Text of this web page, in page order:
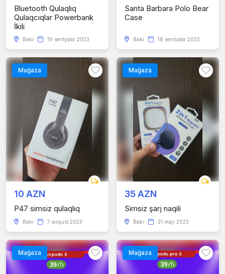
Bluetooth Qulaqlıq
Qulaqcıqlar Powerbank
İkili
Bakı 19 sentyabr 2023
Santa Barbara Polo Bear
Case
Bakı 18 sentyabr 2023
Mağaza
10 AZN
P47 simsiz qulaqlıq
Bakı 7 avqust 2023
Mağaza
35 AZN
Simsiz şarj naqili
Bakı 31 may 2023
Mağaza Mağaza